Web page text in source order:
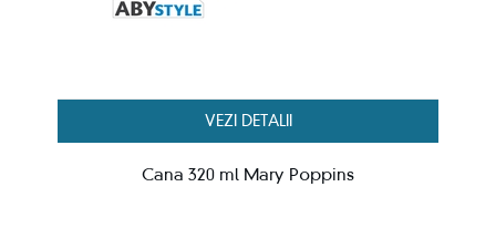
VEZI DETALII
Cana 320 ml Mary Poppins